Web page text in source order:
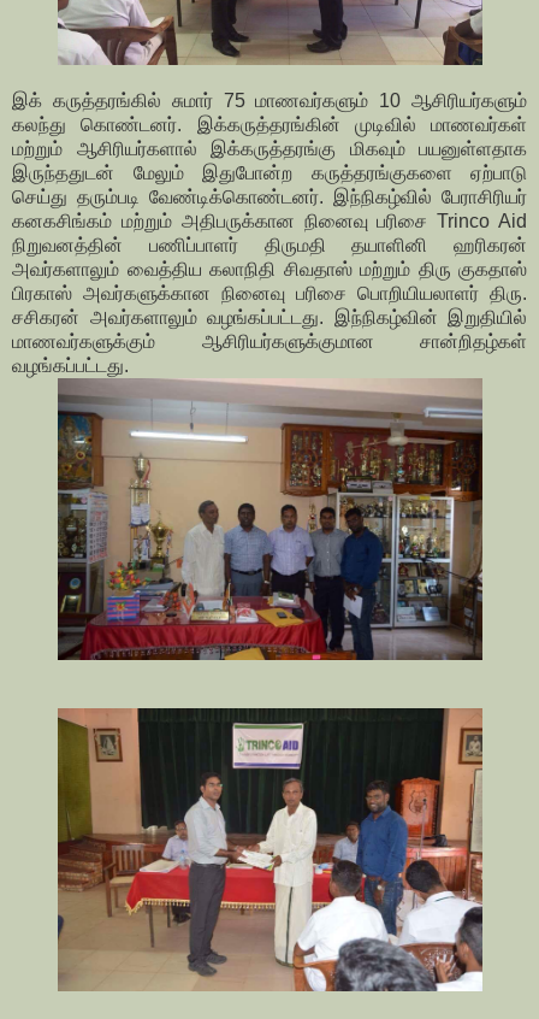
இக் கருத்தரங்கில் சுமார் 75 மாணவர்களும் 10 ஆசிரியர்களும்
கலந்து கொண்டனர். இக்கருத்தரங்கின் முடிவில் மாணவர்கள்
மற்றும் ஆசிரியர்களால் இக்கருத்தரங்கு மிகவும் பயனுள்ளதாக
இருந்ததுடன் மேலும் இதுபோன்ற கருத்தரங்குகளை ஏற்பாடு
செய்து தரும்படி வேண்டிக்கொண்டனர். இந்நிகழ்வில் பேராசிரியர்
கனகசிங்கம் மற்றும் அதிபருக்கான நினைவு பரிசை Trinco Aid
நிறுவனத்தின் பணிப்பாளர் திருமதி தயாளினி ஹரிகரன்
அவர்களாலும் வைத்திய கலாநிதி சிவதாஸ் மற்றும் திரு குகதாஸ்
பிரகாஸ் அவர்களுக்கான நினைவு பரிசை பொறியியலாளர் திரு.
சசிகரன் அவர்களாலும் வழங்கப்பட்டது. இந்நிகழ்வின் இறுதியில்
மாணவர்களுக்கும் ஆசிரியர்களுக்குமான சான்றிதழ்கள்
வழங்கப்பட்டது.